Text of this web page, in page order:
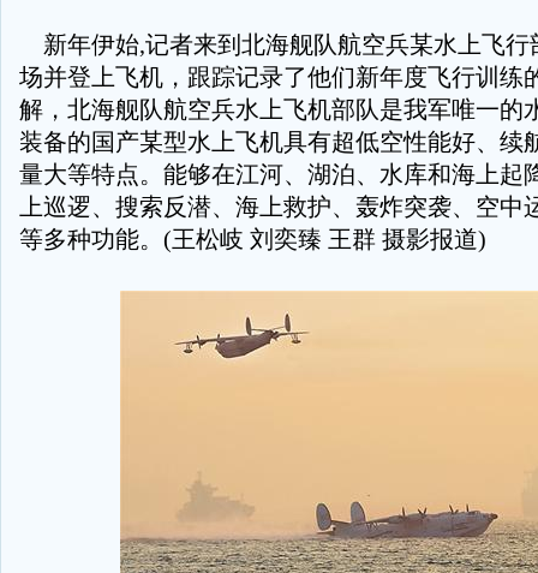
新年伊始,记者来到北海舰队航空兵某水上飞行
场并登上飞机，跟踪记录了他们新年度飞行训练
解，北海舰队航空兵水上飞机部队是我军唯一的
装备的国产某型水上飞机具有超低空性能好、续
量大等特点。能够在江河、湖泊、水库和海上起
上巡逻、搜索反潜、海上救护、轰炸突袭、空中
等多种功能。(王松岐 刘奕臻 王群 摄影报道)